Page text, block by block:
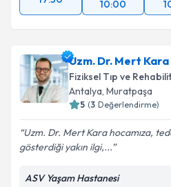
10:00
Uzm. Dr. Mert Kara
Fiziksel Tıp ve
Antalya, Muratpaşa
5 (3 Değerlendirme)
Uzm. Dr. Mert Kara hocamıza,
gösterdiği yakın ilgi,...
ASV Yaşam Hastanesi